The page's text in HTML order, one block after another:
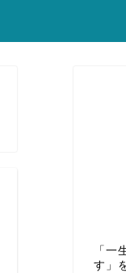
「一
す」